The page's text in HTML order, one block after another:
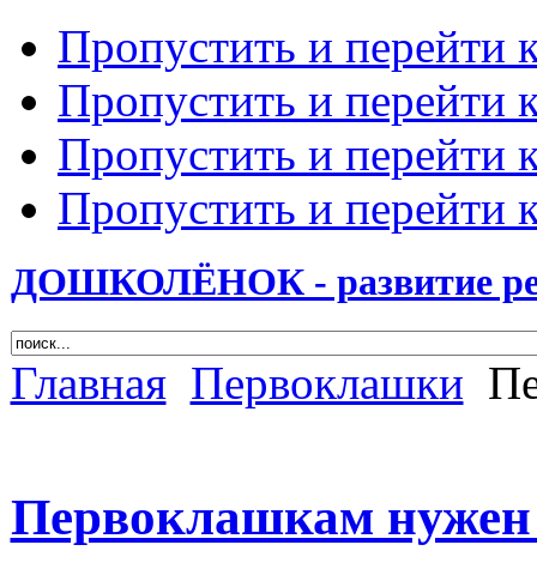
Пропустить и перейти
Пропустить и перейти
Пропустить и перейти
Пропустить и перейти
ДОШКОЛЁНОК - развитие
Главная Первоклашки
Первоклашкам нужен